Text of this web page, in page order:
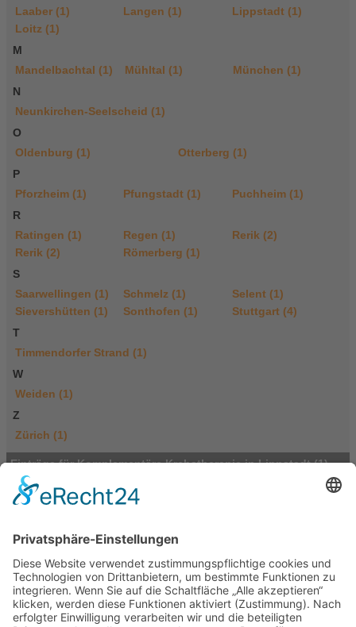
Laaber (1)
Langen (1)
Lippstadt (1)
Loitz (1)
M
Mandelbachtal (1)
Mühltal (1)
München (1)
N
Neunkirchen-Seelscheid (1)
O
Oldenburg (1)
Otterberg (1)
P
Pforzheim (1)
Pfungstadt (1)
Puchheim (1)
R
Ratingen (1)
Regen (1)
Rerik (2)
Rerik (2)
Römerberg (1)
S
Saarwellingen (1)
Schmelz (1)
Selent (1)
Sievershütten (1)
Sonthofen (1)
Stuttgart (4)
T
Timmendorfer Strand (1)
W
Weiden (1)
Z
Zürich (1)
Einträge für Komplementäre Krebstherapie in Lippstadt (1)
Praxis für naturheilkundliche Diagnostik
und Schmerztherapie
Mastholter Str. 99
59558 Lippstadt
Deutschland
Tel.: 05248-8236333
E-Mail
Portasanitas-Profil